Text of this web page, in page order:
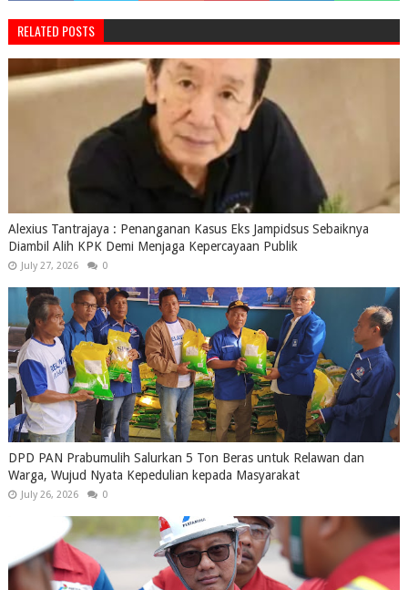
RELATED POSTS
Alexius Tantrajaya : Penanganan Kasus Eks Jampidsus Sebaiknya
Diambil Alih KPK Demi Menjaga Kepercayaan Publik
July 27, 2026 0
DPD PAN Prabumulih Salurkan 5 Ton Beras untuk Relawan dan
Warga, Wujud Nyata Kepedulian kepada Masyarakat
July 26, 2026 0